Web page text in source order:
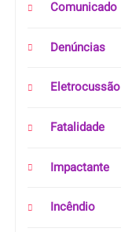
Comunicado
Denúncias
Eletrocussão
Fatalidade
Impactante
Incêndio